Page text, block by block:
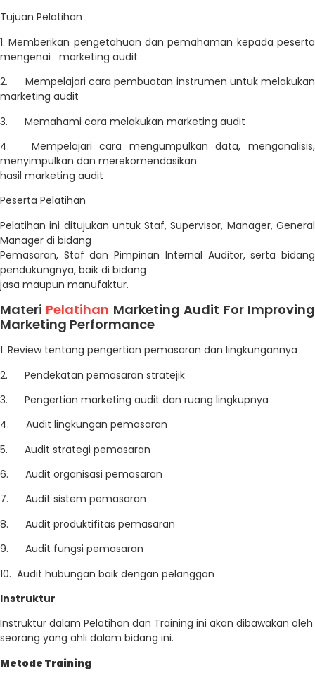
Tujuan Pelatihan
1. Memberikan pengetahuan dan pemahaman kepada peserta
mengenai marketing audit
2. Mempelajari cara pembuatan instrumen untuk melakukan
marketing audit
3. Memahami cara melakukan marketing audit
4. Mempelajari cara mengumpulkan data, menganalisis,
menyimpulkan dan merekomendasikan
hasil marketing audit
Peserta Pelatihan
Pelatihan ini ditujukan untuk Staf, Supervisor, Manager, General
Manager di bidang
Pemasaran, Staf dan Pimpinan Internal Auditor, serta bidang
pendukungnya, baik di bidang
jasa maupun manufaktur.
Materi Pelatihan Marketing Audit For Improving
Marketing Performance
1. Review tentang pengertian pemasaran dan lingkungannya
2. Pendekatan pemasaran stratejik
3. Pengertian marketing audit dan ruang lingkupnya
4. Audit lingkungan pemasaran
5. Audit strategi pemasaran
6. Audit organisasi pemasaran
7. Audit sistem pemasaran
8. Audit produktifitas pemasaran
9. Audit fungsi pemasaran
10. Audit hubungan baik dengan pelanggan
Instruktur
Instruktur dalam Pelatihan dan Training ini akan dibawakan oleh
seorang yang ahli dalam bidang ini.
Metode Training